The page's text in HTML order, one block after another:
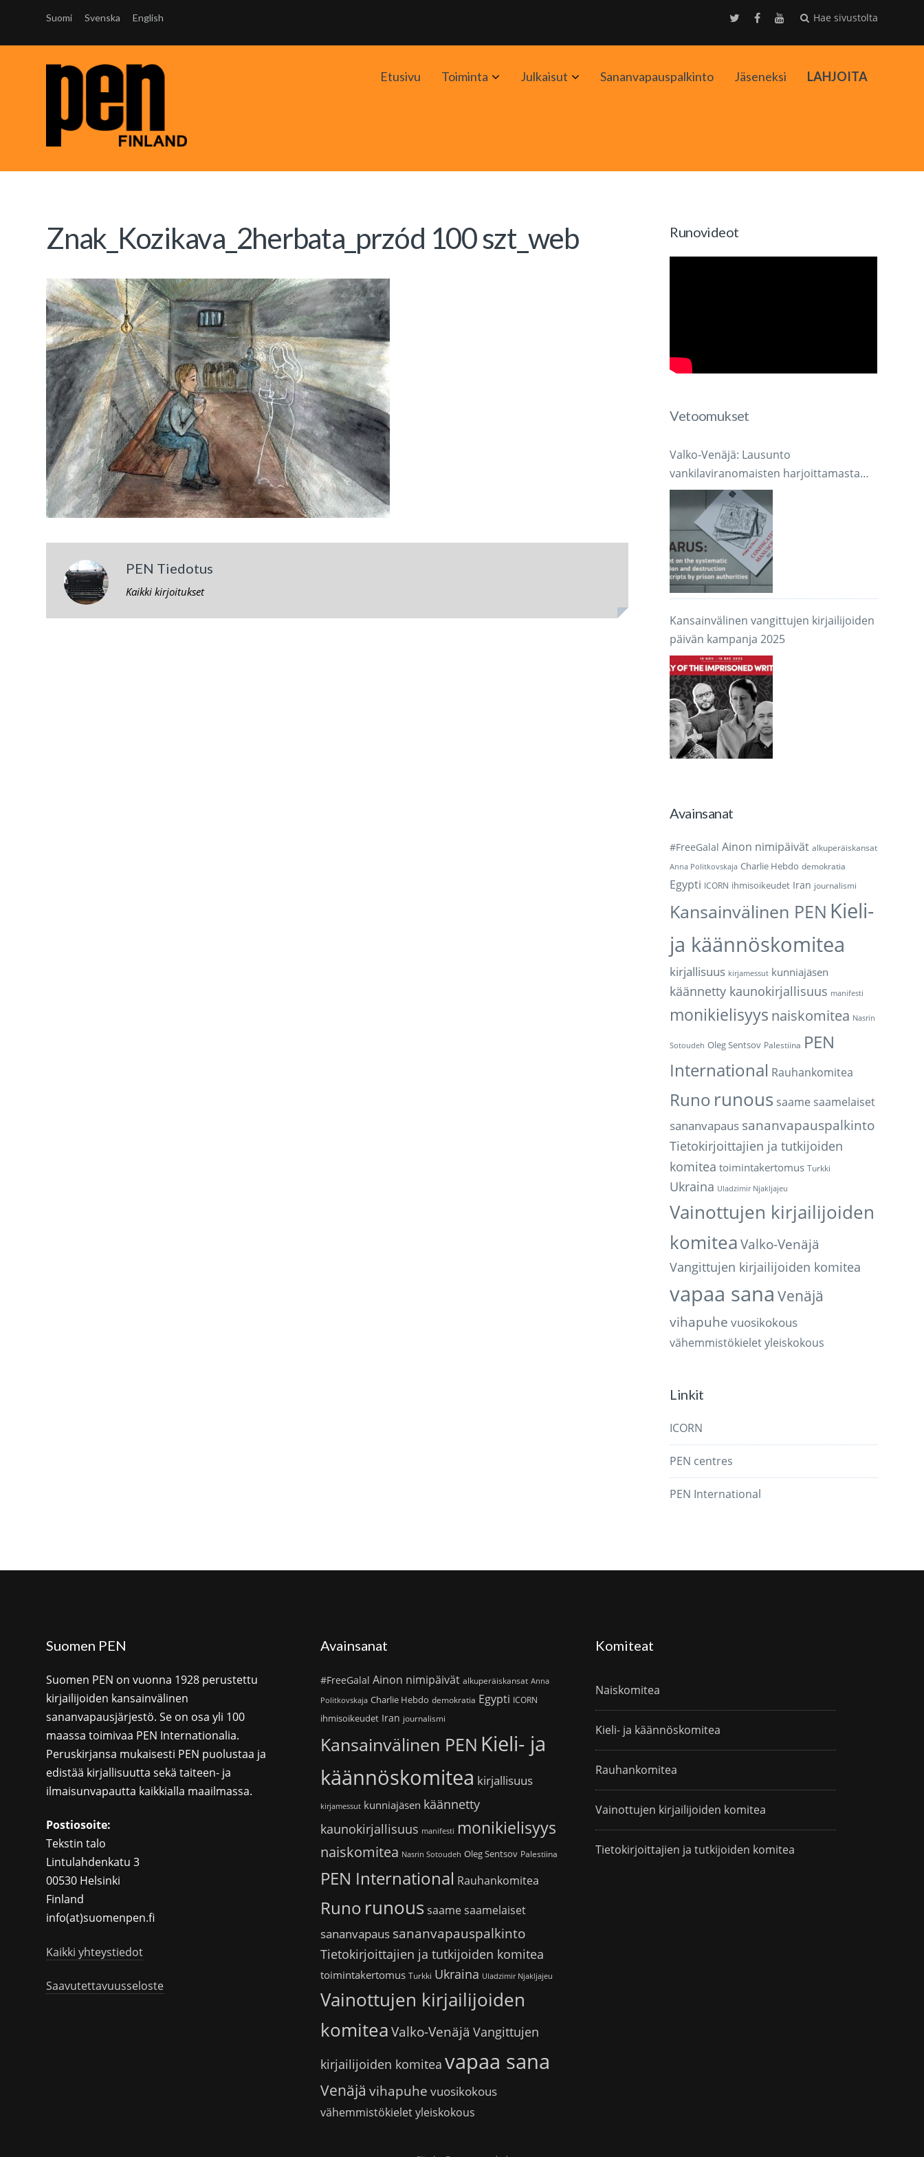
Suomi Svenska English Hae sivustolta
Etusivu Toiminta AvaaJulkaisut AvaaSananvapauspalkinto Jäseneksi LAHJOITA
Znak_Kozikava_2herbata_przód 100 szt_web
PEN Tiedotus
Kaikki kirjoitukset
Runovideot
Vetoomukset
Valko-Venäjä: Lausunto
vankilaviranomaisten harjoittamasta
järjestelmällisestä käsikirjoitusten
takavarikoinnista ja tuhoamisesta
Kansainvälinen vangittujen kirjailijoiden
päivän kampanja 2025
Avainsanat
#FreeGalal Ainon nimipäivät alkuperäiskansat
Anna Politkovskaja Charlie Hebdo demokratia
Egypti ICORN ihmisoikeudet Iran journalismi
Kansainvälinen PEN Kieli-
ja käännöskomitea
kirjallisuus kirjamessut kunniajäsen
käännetty kaunokirjallisuus manifesti
monikielisyys naiskomitea Nasrin
Sotoudeh Oleg Sentsov Palestiina PEN
International Rauhankomitea
Runo runous saame saamelaiset
sananvapaus sananvapauspalkinto
Tietokirjoittajien ja tutkijoiden
komitea toimintakertomus Turkki
Ukraina Uladzimir Njakljajeu
Vainottujen kirjailijoiden
komitea Valko-Venäjä
Vangittujen kirjailijoiden komitea
vapaa sana Venäjä
vihapuhe vuosikokous
vähemmistökieletyleiskokous
Linkit
ICORN
PEN centres
PEN International
Suomen PEN
Suomen PEN on vuonna 1928 perustettu
kirjailijoiden kansainvälinen
sananvapausjärjestö. Se on osa yli 100
maassa toimivaa PEN Internationalia.
Peruskirjansa mukaisesti PEN puolustaa ja
edistää kirjallisuutta sekä taiteen- ja
ilmaisunvapautta kaikkialla maailmassa.
Postiosoite:
Tekstin talo
Lintulahdenkatu 3
00530 Helsinki
Finland
info(at)suomenpen.fi
Kaikki yhteystiedot
Saavutettavuusseloste
Avainsanat
#FreeGalal Ainon nimipäivät alkuperäiskansat Anna
Politkovskaja Charlie Hebdo demokratia Egypti ICORN
ihmisoikeudet Iran journalismi
Kansainvälinen PEN Kieli- ja
käännöskomitea kirjallisuus
kirjamessut kunniajäsen käännetty
kaunokirjallisuus manifesti monikielisyys
naiskomitea Nasrin Sotoudeh Oleg Sentsov Palestiina
PEN International Rauhankomitea
Runo runoussaamesaamelaiset
sananvapaus sananvapauspalkinto
Tietokirjoittajien ja tutkijoiden komitea
toimintakertomus Turkki Ukraina Uladzimir Njakljajeu
Vainottujen kirjailijoiden
komitea Valko-Venäjä Vangittujen
kirjailijoiden komitea vapaa sana
Venäjä vihapuhe vuosikokous
vähemmistökieletyleiskokous
Komiteat
Naiskomitea
Kieli- ja käännöskomitea
Rauhankomitea
Vainottujen kirjailijoiden komitea
Tietokirjoittajien ja tutkijoiden komitea